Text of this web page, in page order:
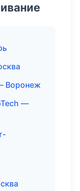
Воронеж
—